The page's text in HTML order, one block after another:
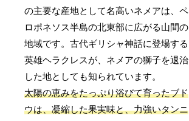
の主要な産地として名高いネメアは、ペ
ロポネソス半島の北東部に広がる山間の
地域です。古代ギリシャ神話に登場する
英雄ヘラクレスが、ネメアの獅子を退治
した地としても知られています。
太陽の恵みをたっぷり浴びて育ったブド
ウは、凝縮した果実味と、力強いタンニ